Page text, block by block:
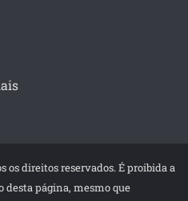
os direitos reservados. É proibida a
desta página, mesmo que